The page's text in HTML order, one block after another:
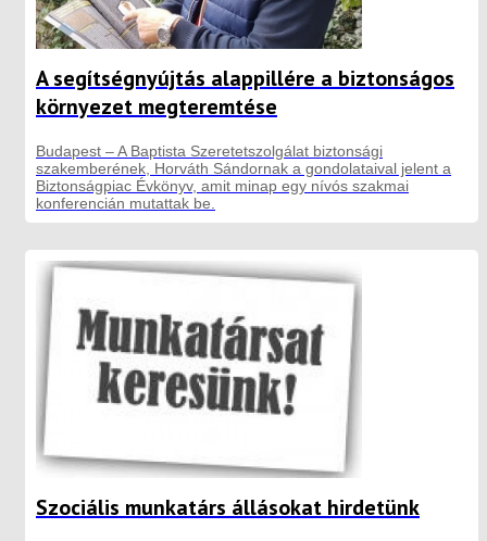
A segítségnyújtás alappillére a biztonságos
környezet megteremtése
Budapest – A Baptista Szeretetszolgálat biztonsági
szakemberének, Horváth Sándornak a gondolataival jelent a
Biztonságpiac Évkönyv, amit minap egy nívós szakmai
konferencián mutattak be.
Szociális munkatárs állásokat hirdetünk